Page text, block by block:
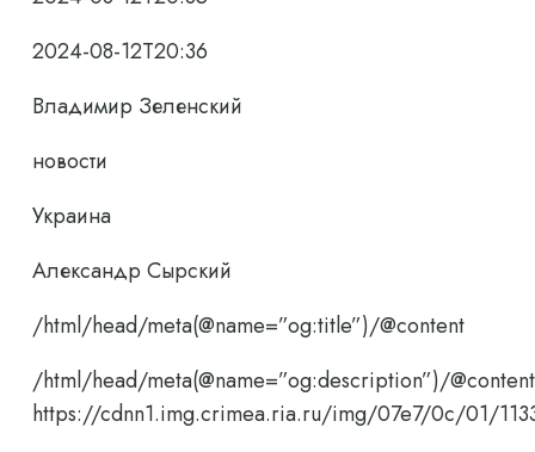
2024-08-12T20:36
Владимир Зеленский
новости
Украина
Александр Сырский
/html/head/meta(@name=”og:title”)/@content
/html/head/meta(@name=”og:description”)/@content
https://cdnn1.img.crimea.ria.ru/img/07e7/0c/01/